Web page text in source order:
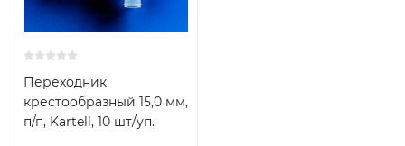
Переходник
крестообразный 15,0 мм,
п/п, Kartell, 10 шт/уп.